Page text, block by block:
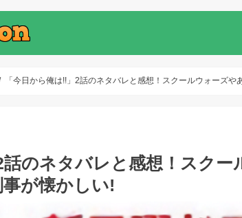
「今日から俺は!!」2話のネタバレと感想！スクールウォーズや
話のネタバレと感想！スクー
が懐かしい!